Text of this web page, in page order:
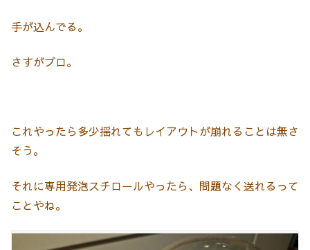
手が込んでる。
さすがプロ。
これやったら多少揺れてもレイアウトが崩れることは無さ
そう。
それに専用発泡スチロールやったら、問題なく送れるって
ことやね。